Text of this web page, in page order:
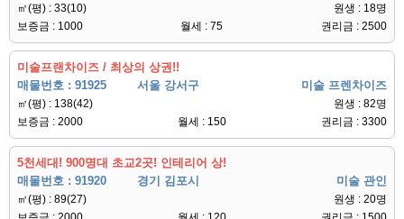
㎡(평) : 33(10)
원생 : 18명
보증금 : 1000
월세 : 75 권리금 : 2500
미술프랜차이즈 / 최상의 상권!!
매물번호 : 91925
서울 강서구 미술 프렌차이즈
㎡(평) : 138(42)
원생 : 82명
보증금 : 2000
월세 : 150 권리금 : 3300
5천세대! 900명대 초교2곳! 인테리어 상!
매물번호 : 91920
경기 김포시 미술 관인
㎡(평) : 89(27)
원생 : 20명